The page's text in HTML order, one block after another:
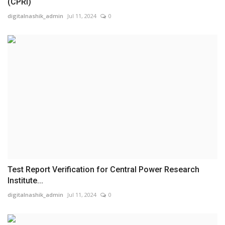
digitalnashik_admin Jul 11, 2024 0
Test Report Verification for Central Power Research
Institute...
digitalnashik_admin Jul 11, 2024 0